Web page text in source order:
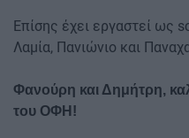
Επίσης έχει εργαστεί ως
Λαμία, Πανιώνιο και
Φανούρη και Δημήτρη,
του ΟΦΗ!